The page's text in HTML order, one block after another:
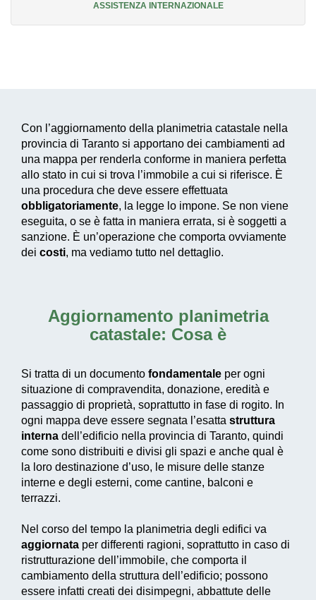
ASSISTENZA INTERNAZIONALE
Con l’aggiornamento della planimetria catastale nella
provincia di Taranto si apportano dei cambiamenti ad
una mappa per renderla conforme in maniera perfetta
allo stato in cui si trova l’immobile a cui si riferisce. È
una procedura che deve essere effettuata
obbligatoriamente, la legge lo impone. Se non viene
eseguita, o se è fatta in maniera errata, si è soggetti a
sanzione. È un’operazione che comporta ovviamente
dei costi, ma vediamo tutto nel dettaglio.
Aggiornamento planimetria
catastale: Cosa è
Si tratta di un documento fondamentale per ogni
situazione di compravendita, donazione, eredità e
passaggio di proprietà, soprattutto in fase di rogito. In
ogni mappa deve essere segnata l’esatta struttura
interna dell’edificio nella provincia di Taranto, quindi
come sono distribuiti e divisi gli spazi e anche qual è
la loro destinazione d’uso, le misure delle stanze
interne e degli esterni, come cantine, balconi e
terrazzi.
Nel corso del tempo la planimetria degli edifici va
aggiornata per differenti ragioni, soprattutto in caso di
ristrutturazione dell’immobile, che comporta il
cambiamento della struttura dell’edificio; possono
essere infatti creati dei disimpegni, abbattute delle